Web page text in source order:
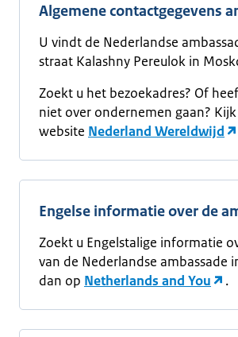
Algemene contactgegevens
U vindt de Nederlandse
straat Kalashny Pereulok in
Zoekt u het bezoekadres? Of
niet over ondernemen gaan?
website Nederland Wereldwijd
Engelse informatie over de
Zoekt u Engelstalige informatie
van de Nederlandse ambassade
dan op Netherlands and You .